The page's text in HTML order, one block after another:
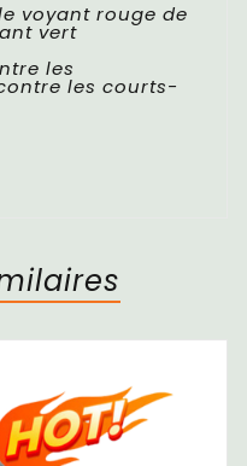
voyant rouge de
vert
les
les courts-